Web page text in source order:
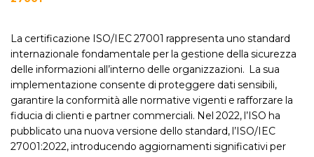
La certificazione ISO/IEC 27001 rappresenta uno standard
internazionale fondamentale per la gestione della sicurezza
delle informazioni all’interno delle organizzazioni. La sua
implementazione consente di proteggere dati sensibili,
garantire la conformità alle normative vigenti e rafforzare la
fiducia di clienti e partner commerciali. Nel 2022, l’ISO ha
pubblicato una nuova versione dello standard, l’ISO/IEC
27001:2022, introducendo aggiornamenti significativi per